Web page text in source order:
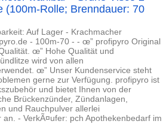
(100m-Rolle; Brenndauer: 70
Auf Lager - Krachmacher
- 100m-70 - - œ” profipyro Original
œ” Hohe Qualität und
wird von allen
œ” Unser Kundenservice steht
gerne zur Verfügung. profipyro ist
und bietet Ihnen von der
Brückenzünder, Zündanlagen,
und Rauchpulver allerlei
- VerkÃ¤ufer: pch Apothekenbedarf im